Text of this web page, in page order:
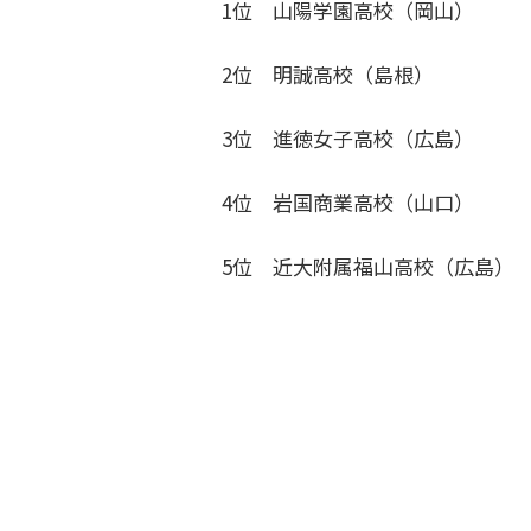
1位 山陽学園高校（岡山）
2位 明誠高校（島根）
3位 進徳女子高校（広島）
4位 岩国商業高校（山口）
5位 近大附属福山高校（広島）